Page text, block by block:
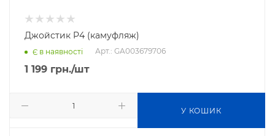
Джойстик P4 (камуфляж)
Є в наявності Арт.: GA003679706
1 199 грн./шт
У КОШИК